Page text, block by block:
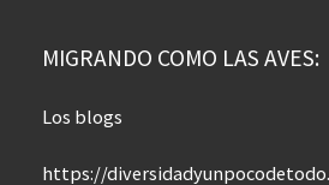
MIGRANDO COMO LAS AVES:
Los blogs
https://